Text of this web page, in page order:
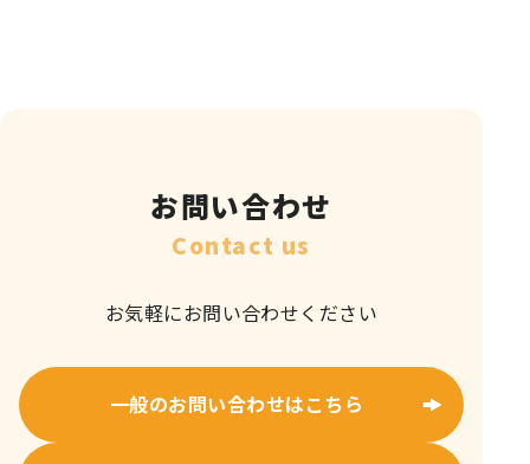
お問い合わせ
Contact us
お気軽にお問い合わせください
一般のお問い合わせはこちら